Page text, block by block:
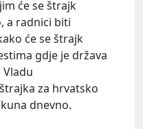
će se štrajk
a radnici biti
će se štrajk
gdje je država
za hrvatsko
dnevno.